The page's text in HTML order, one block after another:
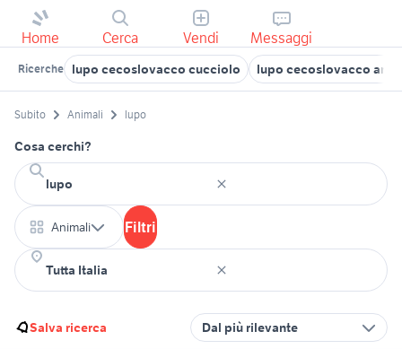
Home Cerca Vendi Messaggi
Ricerche lupo cecoslovacco cucciolo lupo cecoslovacco
Subito Animali lupo
Cosa cerchi?
Animali Filtri
Salva ricerca Dal più rilevante